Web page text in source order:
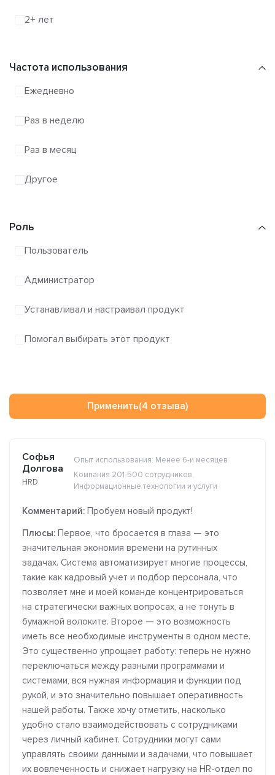
2+ лет
Частота использования
Ежедневно
Раз в неделю
Раз в месяц
Другое
Роль
Пользователь
Администратор
Устанавливал и настраивал продукт
Помогал выбирать этот продукт
Применить(4 отзыва)
Софья
Долгова
HRD
Опыт использования: Менее 6-и месяцев
Компания 201-500 сотрудников,
Информационные технологии и услуги
Комментарий: Пробуем новый продукт!
Плюсы: Первое, что бросается в глаза — это
значительная экономия времени на рутинных
задачах. Система автоматизирует многие процессы,
такие как кадровый учет и подбор персонала, что
позволяет мне и моей команде концентрироваться
на стратегически важных вопросах, а не тонуть в
бумажной волоките. Второе — это возможность
иметь все необходимые инструменты в одном месте.
Это существенно упрощает работу: теперь не нужно
переключаться между разными программами и
системами, вся нужная информация и функции под
рукой, и это значительно повышает оперативность
нашей работы. Также хочу отметить, насколько
удобно стало взаимодействовать с сотрудниками
через личный кабинет. Сотрудники могут сами
управлять своими данными и задачами, что повышает
их вовлеченность и снижает нагрузку на HR-отдел по